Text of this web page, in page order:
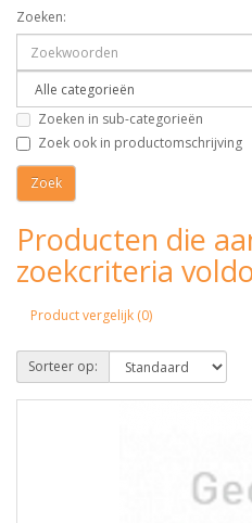
Zoeken:
Zoeken in sub-categorieën
Zoek ook in productomschrijving
Producten die
zoekcriteria
Product vergelijk (0)
Sorteer op: